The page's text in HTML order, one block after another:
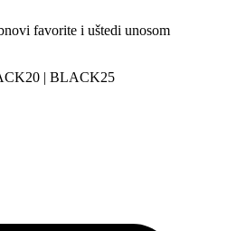
favorite i uštedi unosom
| BLACK25